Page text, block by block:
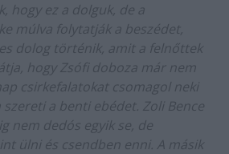
hogy ez a dolguk, de a
múlva folytatják a beszédet,
dolog történik, amit a felnőttek
hogy Zsófi doboza már nem
csirkefalatokat csomagol neki
a benti ebédet. Zoli Bence
nem dedós egyik se, de
ülni és csendben enni. A másik